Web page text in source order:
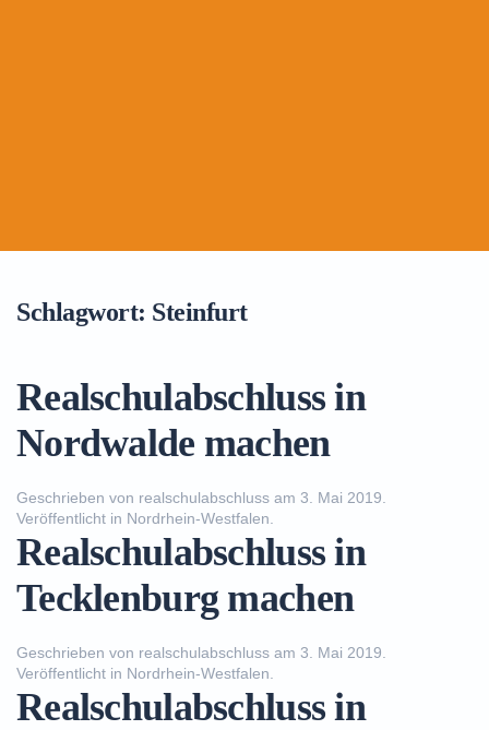
Schlagwort: Steinfurt
Realschulabschluss in
Nordwalde machen
Geschrieben von realschulabschluss am 3. Mai 2019
Veröffentlicht in Nordrhein-Westfalen
Realschulabschluss in
Tecklenburg machen
Geschrieben von realschulabschluss am 3. Mai 2019
Veröffentlicht in Nordrhein-Westfalen
Realschulabschluss in